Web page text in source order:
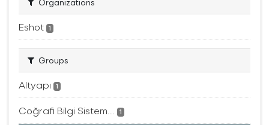
Organizations
Eshot 1
Groups
Altyapı 1
Coğrafi Bilgi Sistem... 1